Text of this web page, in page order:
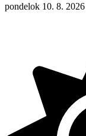
pondelok 10. 8. 2026